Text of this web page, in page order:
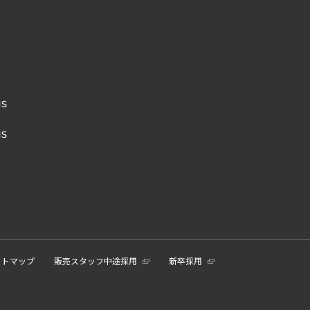
マップ 販売スタッフ中途採用 新卒採用